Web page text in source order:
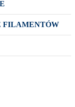
FILAMENTÓW